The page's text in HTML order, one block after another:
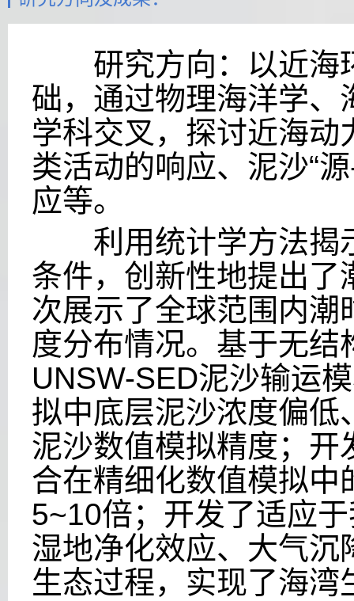
研究方向：以近海
础，通过物理海洋学、
学科交叉，探讨近海
类活动的响应、泥沙“源
应等。
利用统计学方法揭
条件，创新性地提出了
次展示了全球范围内潮
度分布情况。基于无结
UNSW-SED泥沙输运
拟中底层泥沙浓度偏低
泥沙数值模拟精度；开
合在精细化数值模拟中
5~10倍；开发了适应
湿地净化效应、大气沉
生态过程，实现了海